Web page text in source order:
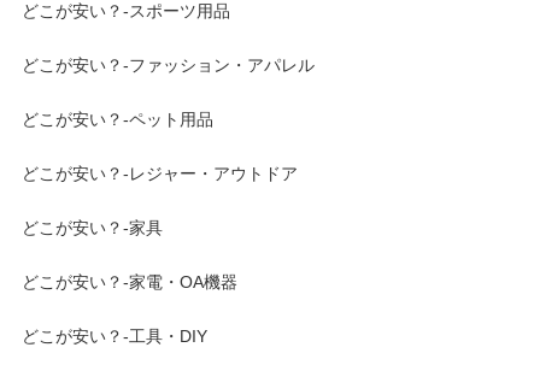
どこが安い？-スポーツ用品
どこが安い？-ファッション・アパレル
どこが安い？-ペット用品
どこが安い？-レジャー・アウトドア
どこが安い？-家具
どこが安い？-家電・OA機器
どこが安い？-工具・DIY